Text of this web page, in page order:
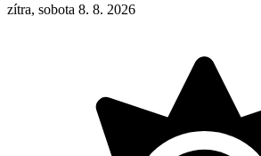
zítra, sobota 8. 8. 2026